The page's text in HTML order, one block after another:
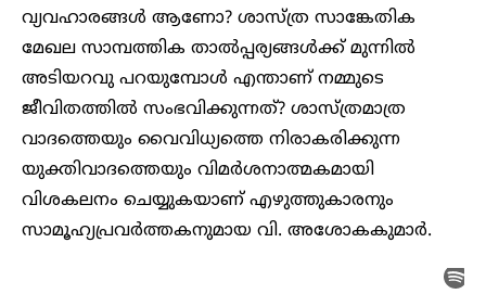
വ്യവഹാരങ്ങൾ ആണോ? ശാസ്ത്ര സാങ്കേതിക
മേഖല സാമ്പത്തിക താൽപ്പര്യങ്ങൾക്ക് മുന്നിൽ
അടിയറവു പറയുമ്പോൾ എന്താണ് നമ്മുടെ
ജീവിതത്തിൽ സംഭവിക്കുന്നത്? ശാസ്ത്രമാത്ര
വാദത്തെയും വൈവിധ്യത്തെ നിരാകരിക്കുന്ന
യുക്തിവാദത്തെയും വിമർശനാത്മകമായി
വിശകലനം ചെയ്യുകയാണ് എഴുത്തുകാരനും
സാമൂഹ്യപ്രവർത്തകനുമായ വി. അശോകകുമാര്‍.